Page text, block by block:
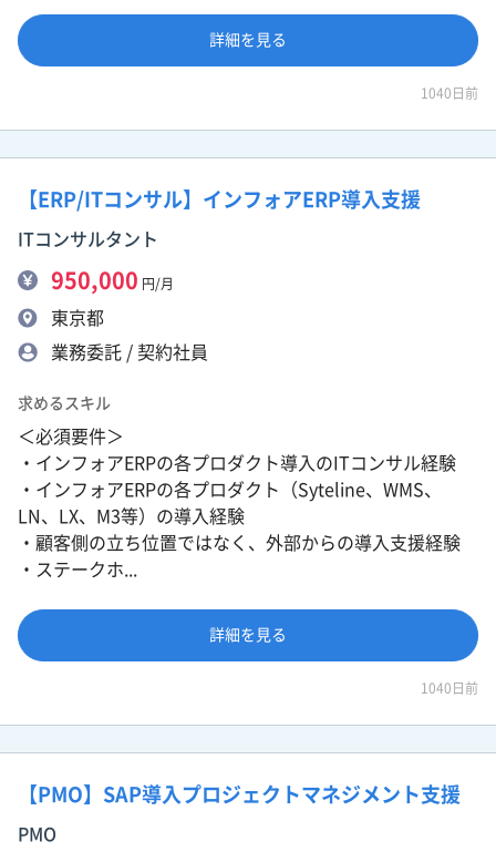
詳細を見る
1040日前
【ERP/ITコンサル】インフォアERP導入支援
ITコンサルタント
950,000 円/月
東京都
業務委託 / 契約社員
求めるスキル
＜必須要件＞
・インフォアERPの各プロダクト導入のITコンサル経験
・インフォアERPの各プロダクト（Syteline、WMS、
LN、LX、M3等）の導入経験
・顧客側の立ち位置ではなく、外部からの導入支援経験
・ステークホ...
詳細を見る
1040日前
【PMO】SAP導入プロジェクトマネジメント支援
PMO